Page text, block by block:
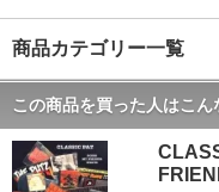
商品カテゴリー一覧
この商品を買った人はこ